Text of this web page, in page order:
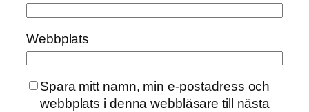
Webbplats
Spara mitt namn, min e-postadress och
webbplats i denna webbläsare till nästa